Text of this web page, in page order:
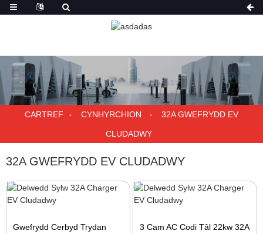
CARTREF CYNHYRCHION 32A GWEFRYDD EV
CLUDADWY
32A GWEFRYDD EV CLUDADWY
Gwefrydd Cerbyd Trydan
3 Cam AC Codi Tâl 22kw 32A